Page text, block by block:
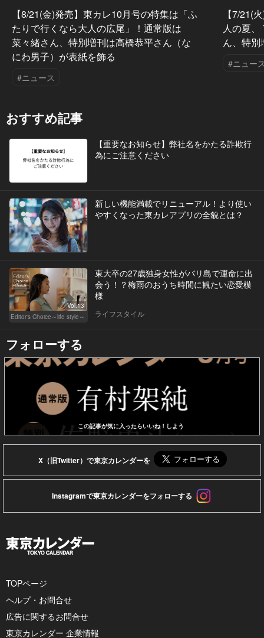
【8/21(金)発売】東カレ10月号の特集は「ふ
たりで行くなら大人の広尾」！通常版は
菜々緒さん、特別増刊は高橋恭平さん（な
にわ男子）が表紙を飾る
#ニュース
【7/21(
人の夏
ん、特
#ニュー
おすすめ記事
【重要なお知らせ】弊社名をかたる詐欺行
為にご注意ください
新しい機能満載でリニューアル！より使い
やすくなった東カレアプリの全貌とは？
Vol.13
Editor's Choice～life style～
東大卒の27歳独身女性がバリ島で運命に出
会う！？梅雨のおうち時間に観たい恋愛模
様
ライフスタイル
フォローする
この記事が気に入ったらいいね！しよう
X（旧Twitter）で東京カレンダーを
Instagramで東京カレンダーをフォローする
TOPページ
ヘルプ・お問合せ
広告に関するお問合せ
東京カレンダー 企業情報